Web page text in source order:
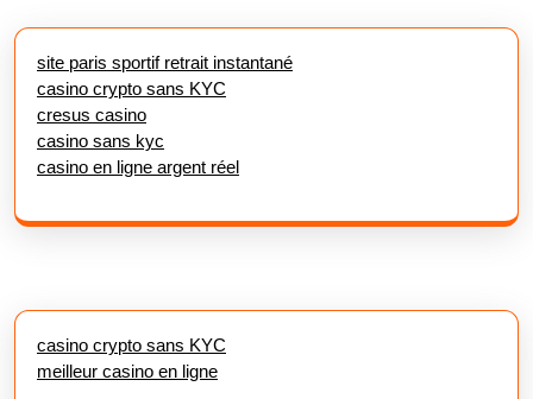
site paris sportif retrait instantané
casino crypto sans KYC
cresus casino
casino sans kyc
casino en ligne argent réel
casino crypto sans KYC
meilleur casino en ligne